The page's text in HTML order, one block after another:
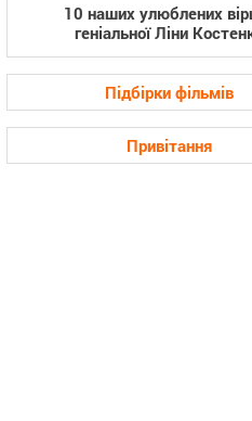
10 наших улюблених
геніальної Ліни
Підбірки фільмів
Привітання